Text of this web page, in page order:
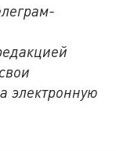
электронную